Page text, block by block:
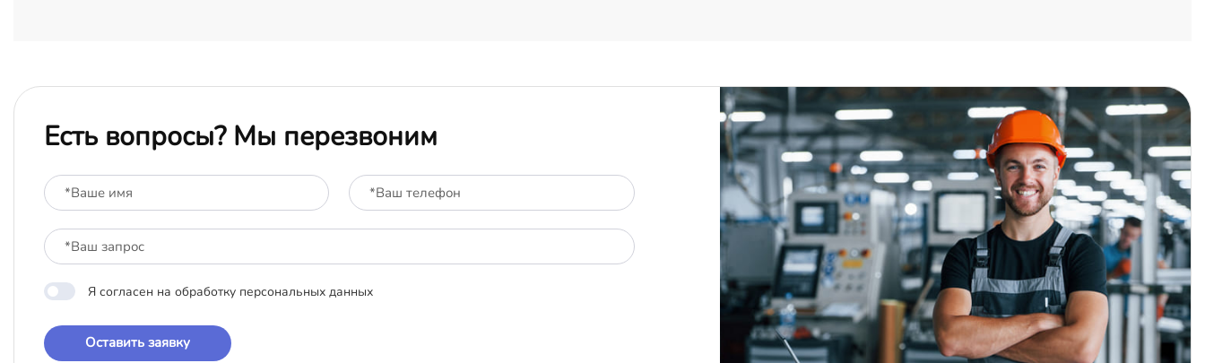
Есть вопросы? Мы перезвоним
Я согласен на обработку персональных данных
Оставить заявку